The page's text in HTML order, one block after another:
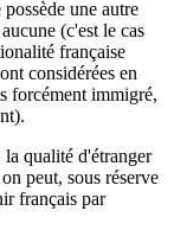
une autre
(c'est le cas
française
considérées en
forcément immigré,
qualité d'étranger
peut, sous réserve
français par